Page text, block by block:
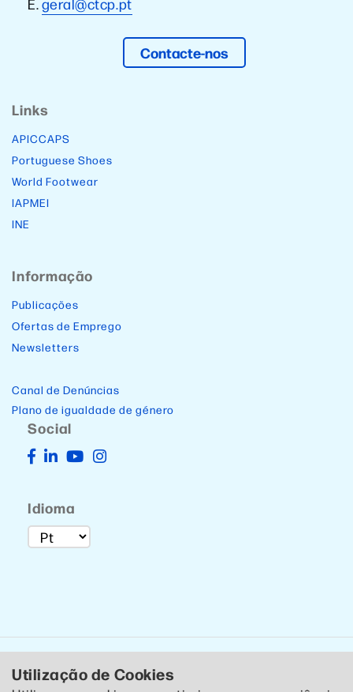
Contacte-nos
Links
APICCAPS
Portuguese Shoes
World Footwear
IAPMEI
INE
Informação
Publicações
Ofertas de Emprego
Newsletters
Canal de Denúncias
Plano de igualdade de género
Social
Idioma
Utilização de Cookies